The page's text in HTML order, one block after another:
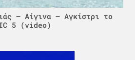
– Αίγινα – Αγκίστρι το
5 (video)